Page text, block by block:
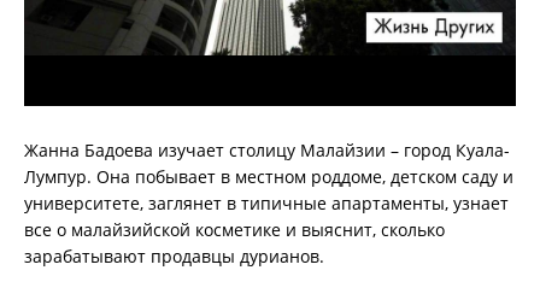
Жанна Бадоева изучает столицу Малайзии – город Куала-
Лумпур. Она побывает в местном роддоме, детском саду и
университете, заглянет в типичные апартаменты, узнает
все о малайзийской косметике и выяснит, сколько
зарабатывают продавцы дурианов.